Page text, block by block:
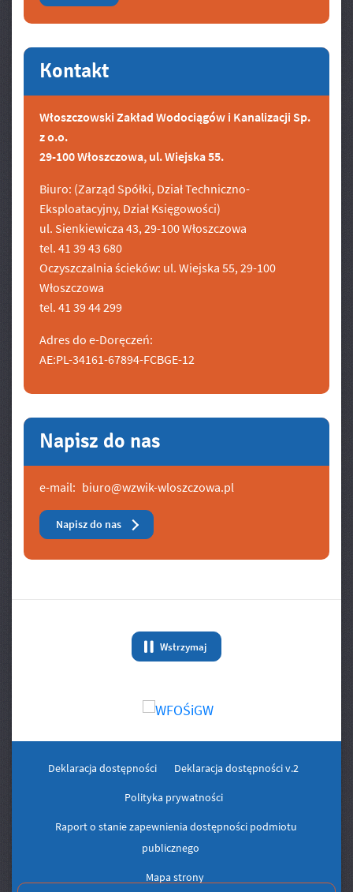
Kontakt
Włoszczowski Zakład Wodociągów i Kanalizacji Sp.
z o.o.
29-100 Włoszczowa, ul. Wiejska 55.
Biuro: (Zarząd Spółki, Dział Techniczno-
Eksploatacyjny, Dział Księgowości)
ul. Sienkiewicza 43, 29-100 Włoszczowa
tel. 41 39 43 680
Oczyszczalnia ścieków: ul. Wiejska 55, 29-100
Włoszczowa
tel. 41 39 44 299
Adres do e-Doręczeń:
AE:PL-34161-67894-FCBGE-12
Napisz do nas
e-mail: biuro@wzwik-wloszczowa.pl
Napisz do nas
Wstrzymaj
animację Banery/Logo
Deklaracja dostępności Deklaracja dostępności v.2
Polityka prywatności
Raport o stanie zapewnienia dostępności podmiotu
publicznego
Mapa strony